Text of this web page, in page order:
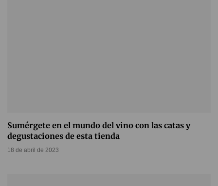
Sumérgete en el mundo del vino con las catas y
degustaciones de esta tienda
18 de abril de 2023